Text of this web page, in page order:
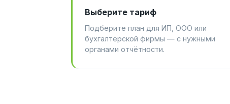
Выберите тариф
Подберите план для ИП, ООО или
бухгалтерской фирмы — с нужными
органами отчётности.